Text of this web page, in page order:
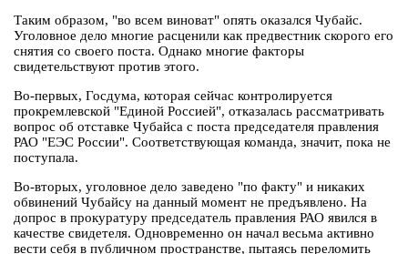
Таким образом, "во всем виноват" опять оказался Чубайс.
Уголовное дело многие расценили как предвестник скорого его
снятия со своего поста. Однако многие факторы
свидетельствуют против этого.
Во-первых, Госдума, которая сейчас контролируется
прокремлевской "Единой Россией", отказалась рассматривать
вопрос об отставке Чубайса с поста председателя правления
РАО "ЕЭС России". Соответствующая команда, значит, пока не
поступала.
Во-вторых, уголовное дело заведено "по факту" и никаких
обвинений Чубайсу на данный момент не предъявлено. На
допрос в прокуратуру председатель правления РАО явился в
качестве свидетеля. Одновременно он начал весьма активно
вести себя в публичном пространстве, пытаясь переломить